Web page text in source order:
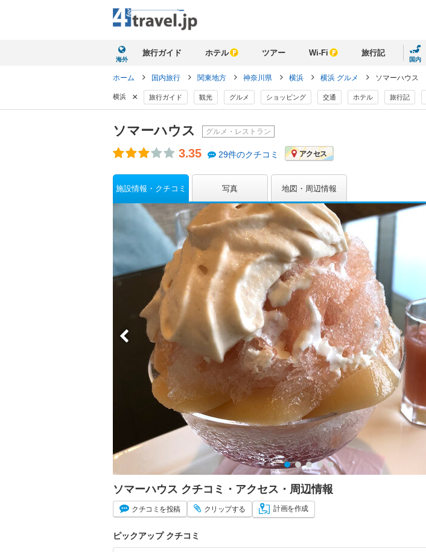
海外
旅行ガイド ホテル ツアー Wi-Fi 旅行記
国内
ホーム 国内旅行 関東地方 神奈川県 横浜 横浜 グルメ ソマーハウス
横浜 × 旅行ガイド 観光 グルメ ショッピング 交通 ホテル 旅行記
ソマーハウス グルメ・レストラン
3.35 29件のクチコミ アクセス
施設情報・クチコミ 写真 地図・周辺情報
ソマーハウス クチコミ・アクセス・周辺情報
クチコミ を投稿 クリップする 計画を作成
ピックアップ クチコミ